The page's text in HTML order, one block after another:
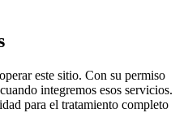
este sitio. Con su permiso
integremos esos servicios.
para el tratamiento completo